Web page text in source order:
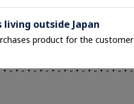
イページでお気に入り一覧をチェ
-・-・-・-・-・-・-・-・-・-